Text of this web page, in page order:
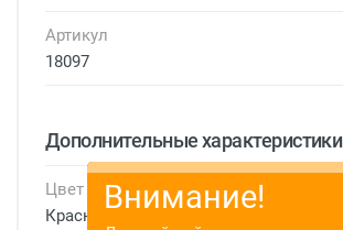
Артикул
18097
Дополнительные характеристики
Цвет
КрасныйВнимание!